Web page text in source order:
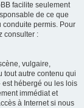
facilite seulement
de ce que
conduite permis. Pour
consulter :
vulgaire,
tout autre contenu qui
hébergé ou les lois
immédiat et
à Internet si nous